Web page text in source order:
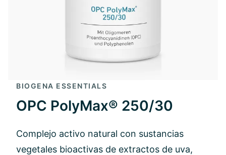
BIOGENA ESSENTIALS
OPC PolyMax® 250/30
Complejo activo natural con sustancias
vegetales bioactivas de extractos de uva,